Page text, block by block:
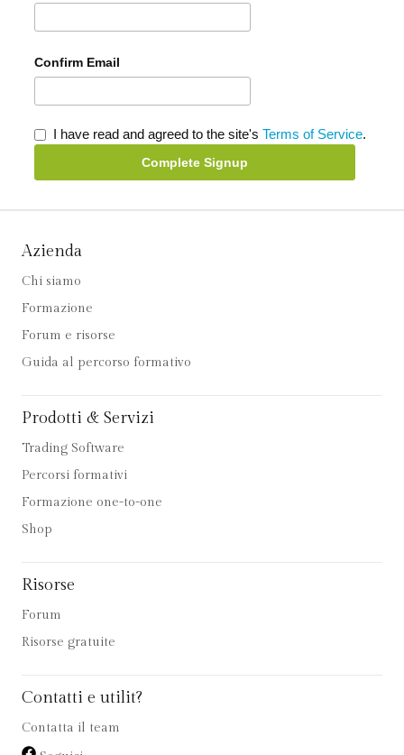
Confirm Email
I have read and agreed to the site's Terms of Service.
Complete Signup
Azienda
Chi siamo
Formazione
Forum e risorse
Guida al percorso formativo
Prodotti & Servizi
Trading Software
Percorsi formativi
Formazione one-to-one
Shop
Risorse
Forum
Risorse gratuite
Contatti e utilit?
Contatta il team